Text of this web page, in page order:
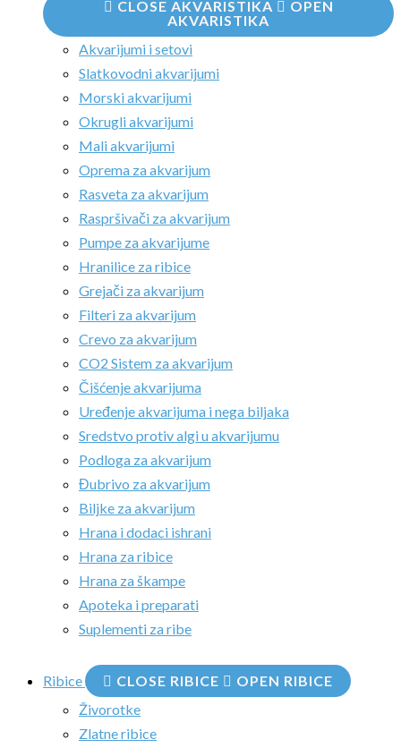
CLOSE AKVARISTIKA
OPEN
AKVARISTIKA
Akvarijumi i setovi
Slatkovodni akvarijumi
Morski akvarijumi
Okrugli akvarijumi
Mali akvarijumi
Oprema za akvarijum
Rasveta za akvarijum
Raspršivači za akvarijum
Pumpe za akvarijume
Hranilice za ribice
Grejači za akvarijum
Filteri za akvarijum
Crevo za akvarijum
CO2 Sistem za akvarijum
Čišćenje akvarijuma
Uređenje akvarijuma i nega biljaka
Sredstvo protiv algi u akvarijumu
Podloga za akvarijum
Đubrivo za akvarijum
Biljke za akvarijum
Hrana i dodaci ishrani
Hrana za ribice
Hrana za škampe
Apoteka i preparati
Suplementi za ribe
Ribice CLOSE RIBICE
OPEN RIBICE
Živorotke
Zlatne ribice